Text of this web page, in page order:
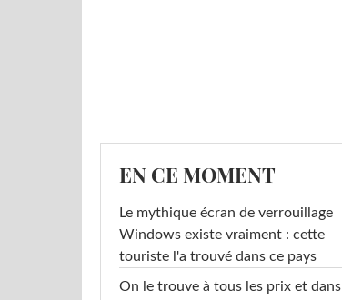
EN CE MOMENT
Le mythique écran de verrouillage
Windows existe vraiment : cette
touriste l'a trouvé dans ce pays
On le trouve à tous les prix et dans